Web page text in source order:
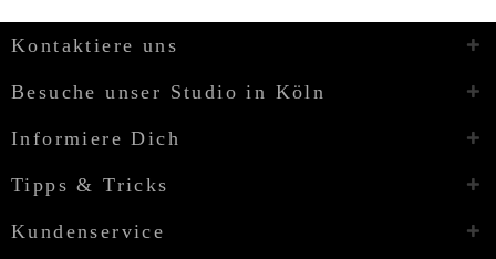
Kontaktiere uns
Besuche unser Studio in Köln
Informiere Dich
Tipps & Tricks
Kundenservice